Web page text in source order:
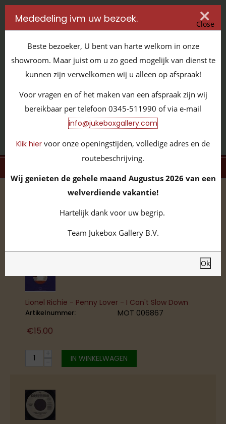
IT'S ALL ABOUT JUKEBOXES
GILDENSTRAAT 32 / 4143 HS LEERDAM / TEL:
0345 - 511990
INFO@JUKEBOXGALLERY.COM
volledige collectie / vinyl 45 toeren
Mid-Price
Lionel Richie - Penny Lover - I Can't Slow Down
Artikelnummer: MOT 006867
€15.00
IN WINKELWAGEN
Mededeling ivm uw bezoek. Close
Beste bezoeker, U bent van harte welkom in onze
showroom. Maar juist om u zo goed mogelijk van dienst te
kunnen zijn verwelkomen wij u alleen op afspraak!
Voor vragen en of het maken van een afspraak zijn wij
bereikbaar per telefoon 0345-511990 of via e-mail
info@jukeboxgallery.com
Klik hier voor onze openingstijden, volledige adres en de
routebeschrijving.
Wij genieten de gehele maand Augustus 2026 van een
welverdiende vakantie!
Hartelijk dank voor uw begrip.
Team Jukebox Gallery B.V.
Ok